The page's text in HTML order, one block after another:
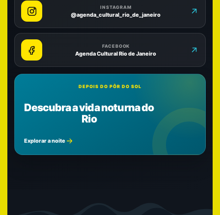
INSTAGRAM
@agenda_cultural_rio_de_janeiro
FACEBOOK
Agenda Cultural Rio de Janeiro
DEPOIS DO PÔR DO SOL
Descubra a vida noturna do
Rio
Explorar a noite